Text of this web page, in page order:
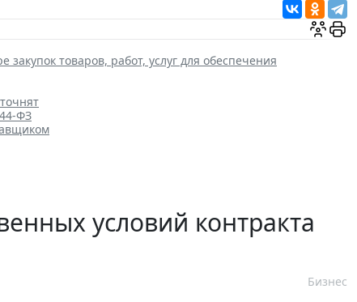
закупок товаров, работ, услуг для обеспечения
ФЗ
условий контракта
Бизнес